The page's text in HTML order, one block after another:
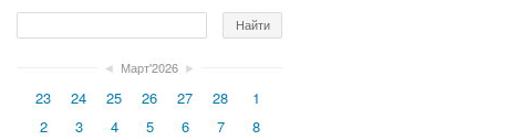
◄ Март'2026 ►
23 24 25 26 27 28
1
2
3 4 5 6 7
8